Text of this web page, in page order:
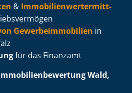
& Im­mo­bi­li­en­wert­ermitt­
Ge­wer­be­im­mo­bi­li­en in
für das Finanzamt
Wald,